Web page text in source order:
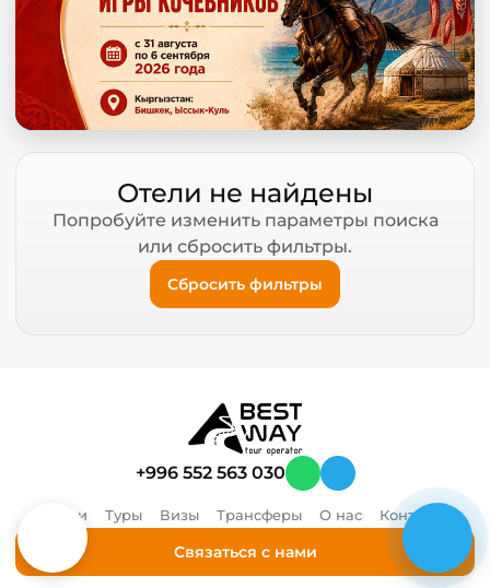
Отели не найдены
Попробуйте изменить параметры поиска
или сбросить фильтры.
Сбросить фильтры
+996 552 563 030
Отели Туры Визы Трансферы О нас Контакты
Связаться с нами